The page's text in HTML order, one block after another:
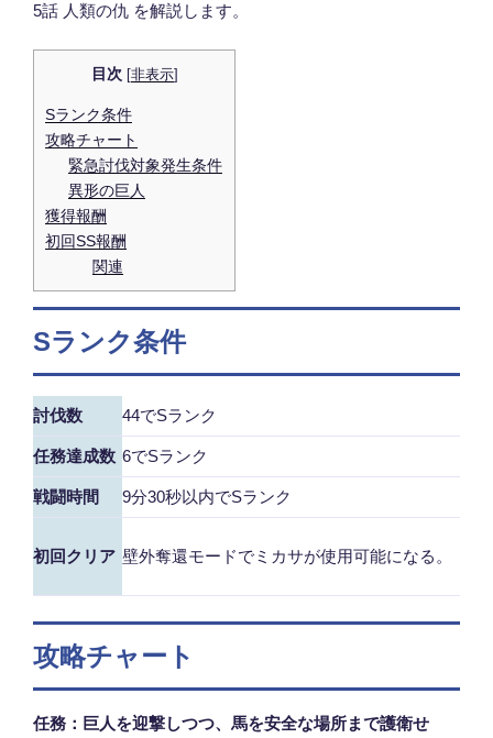
5話 人類の仇 を解説します。
目次 [非表示]
Sランク条件
攻略チャート
緊急討伐対象発生条件
異形の巨人
獲得報酬
初回SS報酬
関連
Sランク条件
討伐数 44でSランク
任務達成数 6でSランク
戦闘時間 9分30秒以内でSランク
初回クリア 壁外奪還モードでミカサが使用可能になる。
攻略チャート
任務：巨人を迎撃しつつ、馬を安全な場所まで護衛せ